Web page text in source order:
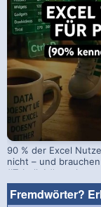
90 % der Excel
nicht – und
#Tabelle! #excel
Fremdwörter?